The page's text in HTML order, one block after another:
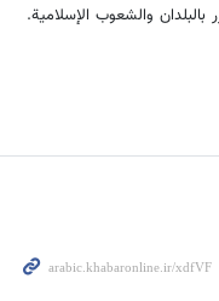
والشعوب الإسلامیة.